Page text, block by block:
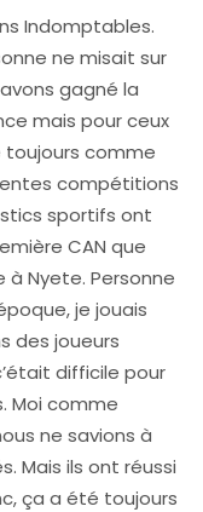
Indomptables.
ne misait sur
gagné la
mais pour ceux
comme
compétitions
sportifs ont
CAN que
Nyete. Personne
je jouais
des joueurs
difficile pour
Moi comme
ne savions à
Mais ils ont réussi
ça a été toujours